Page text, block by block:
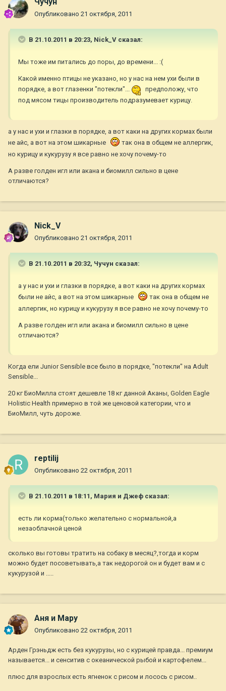
Чучун
Опубликовано 21 октября, 2011
В 21.10.2011 в 20:23, Nick_V сказал:
Мы тоже им питались до поры, до времени... :(
Какой именно птицы не указано, но у нас на нем ухи были в
порядке, а вот глазенки "потекли"...
предположу, что
под мясом тицы производитель подразумевает курицу.
а у нас и ухи и глазки в порядке, а вот каки на других кормах были
не айс, а вот на этом шикарные
так она в общем не аллергик,
но курицу и кукурузу я все равно не хочу почему-то
А разве голден игл или акана и биомилл сильно в цене
отличаются?
Nick_V
Опубликовано 21 октября, 2011
В 21.10.2011 в 20:32, Чучун сказал:
а у нас и ухи и глазки в порядке, а вот каки на других кормах
были не айс, а вот на этом шикарные
так она в общем не
аллергик, но курицу и кукурузу я все равно не хочу почему-то
А разве голден игл или акана и биомилл сильно в цене
отличаются?
Когда ели Junior Sensible все было в порядке, "потекли" на Adult
Sensible...
20 кг БиоМилла стоят дешевле 18 кг данной Аканы, Golden Eagle
Holistic Health примерно в той же ценовой категории, что и
БиоМилл, чуть дороже.
reptilij
Опубликовано 22 октября, 2011
В 21.10.2011 в 18:11, Мария и Джеф сказал:
есть ли корма(только желательно с нормальной,а
незаоблачной ценой
сколько вы готовы тратить на собаку в месяц?,тогда и корм
можно будет посоветывать,а так недорогой он и будет вам и с
кукурузой и .....
Аня и Мару
Опубликовано 22 октября, 2011
Арден Грэньдж есть без кукурузы, но с курицей правда... премиум
называется... и сенситив с океанической рыбой и картофелем...
плюс для взрослых есть ягненок с рисом и лосось с рисом..